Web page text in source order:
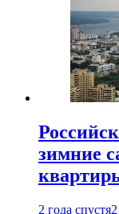
зимние
2 года спустя